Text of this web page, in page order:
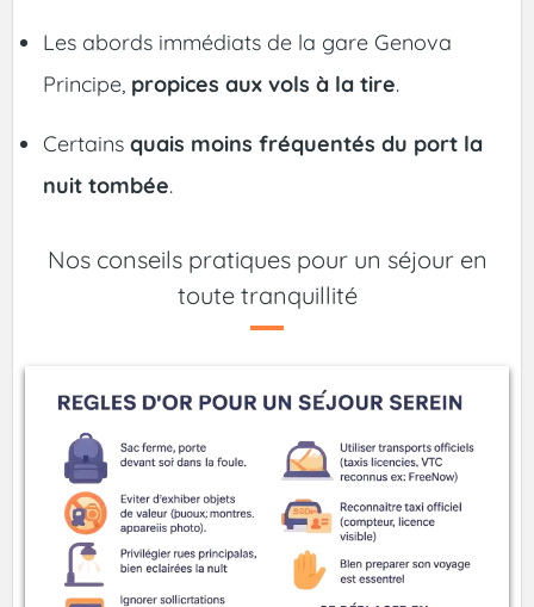
Les abords immédiats de la gare Genova
Principe, propices aux vols à la tire.
Certains quais moins fréquentés du port la
nuit tombée.
Nos conseils pratiques pour un séjour en
toute tranquillité